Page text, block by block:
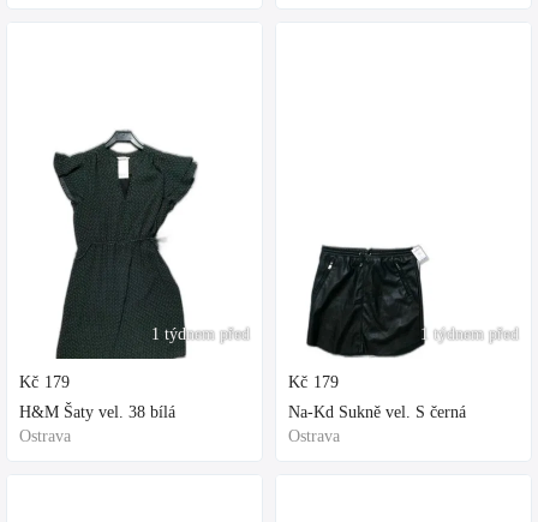
1 týdnem před
Kč 179
H&M Šaty vel. 38 bílá
Ostrava
1 týdnem před
Kč 179
Na-Kd Sukně vel. S černá
Ostrava